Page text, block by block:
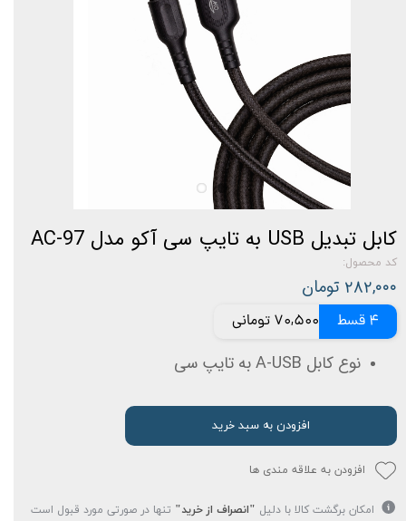
کابل تبدیل USB به تایپ سی آکو مدل AC-97
کد محصول:
۲۸۲,۰۰۰ تومان
4 قسط 70,500 تومانی
نوع کابل A-USB به تایپ سی
افزودن به سبد خرید
افزودن به علاقه مندی ها
امکان برگشت کالا با دلیل "انصراف از خرید" تنها در صورتی مورد قبول است